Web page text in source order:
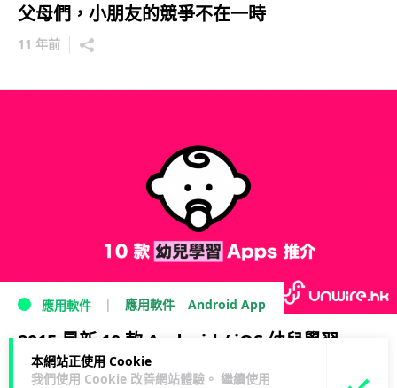
本網站正使用 Cookie
我們使用 Cookie 改善網站體驗。 繼續使用
父母們，小朋友的競爭不在一時
11 年前
應用軟件 應用軟件 Android App
2015 最新 10 款 Android / iOS 幼兒學習
Apps 推介